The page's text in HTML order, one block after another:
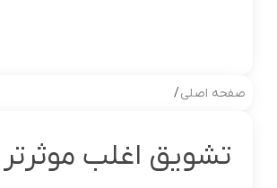
صفحه اصلی/
تشویق اغلب